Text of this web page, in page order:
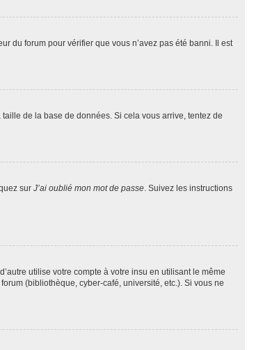
du forum pour vérifier que vous n’avez pas été banni. Il est
de la base de données. Si cela vous arrive, tentez de
sur J’ai oublié mon mot de passe. Suivez les instructions
utilise votre compte à votre insu en utilisant le même
(bibliothèque, cyber-café, université, etc.). Si vous ne